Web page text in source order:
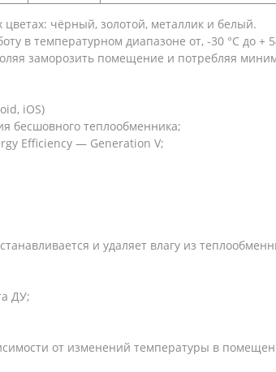
цветах: чёрный, золотой, металлик и белый.
в температурном диапазоне от, -30 °C до +
заморозить помещение и потребляя
iOS)
бесшовного теплообменника;
Efficiency — Generation V;
и удаляет влагу из
ДУ;
от изменений температуры в